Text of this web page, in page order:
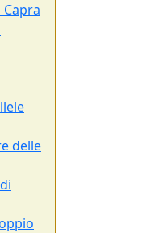
delle